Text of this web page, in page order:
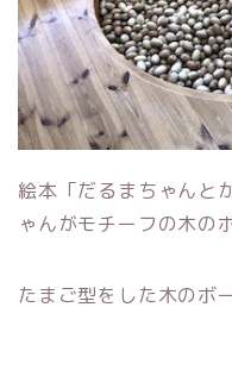
絵本「だるまちゃんと
ゃんがモチーフの木の
たまご型をした木のボ